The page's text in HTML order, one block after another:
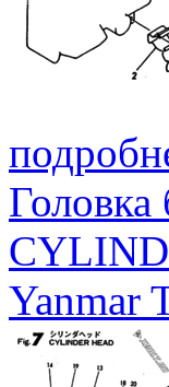
Yanmar